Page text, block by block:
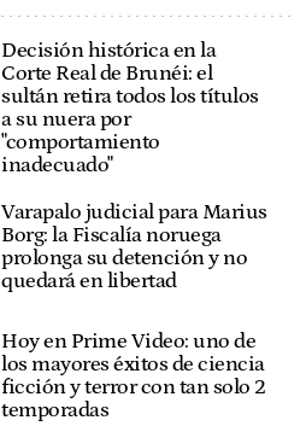
Decisión histórica en la
Corte Real de Brunéi: el
sultán retira todos los títulos
a su nuera por
"comportamiento
inadecuado"
Varapalo judicial para Marius
Borg: la Fiscalía noruega
prolonga su detención y no
quedará en libertad
Hoy en Prime Video: uno de
los mayores éxitos de ciencia
ficción y terror con tan solo 2
temporadas